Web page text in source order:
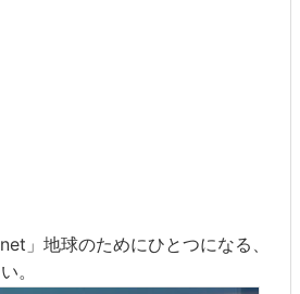
」地球のためにひとつになる、
。